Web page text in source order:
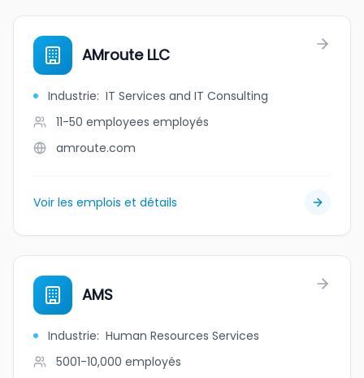
AMroute LLC
Industrie: IT Services and IT Consulting
11-50 employees employés
amroute.com
Voir les emplois et détails
AMS
Industrie: Human Resources Services
5001-10,000 employés